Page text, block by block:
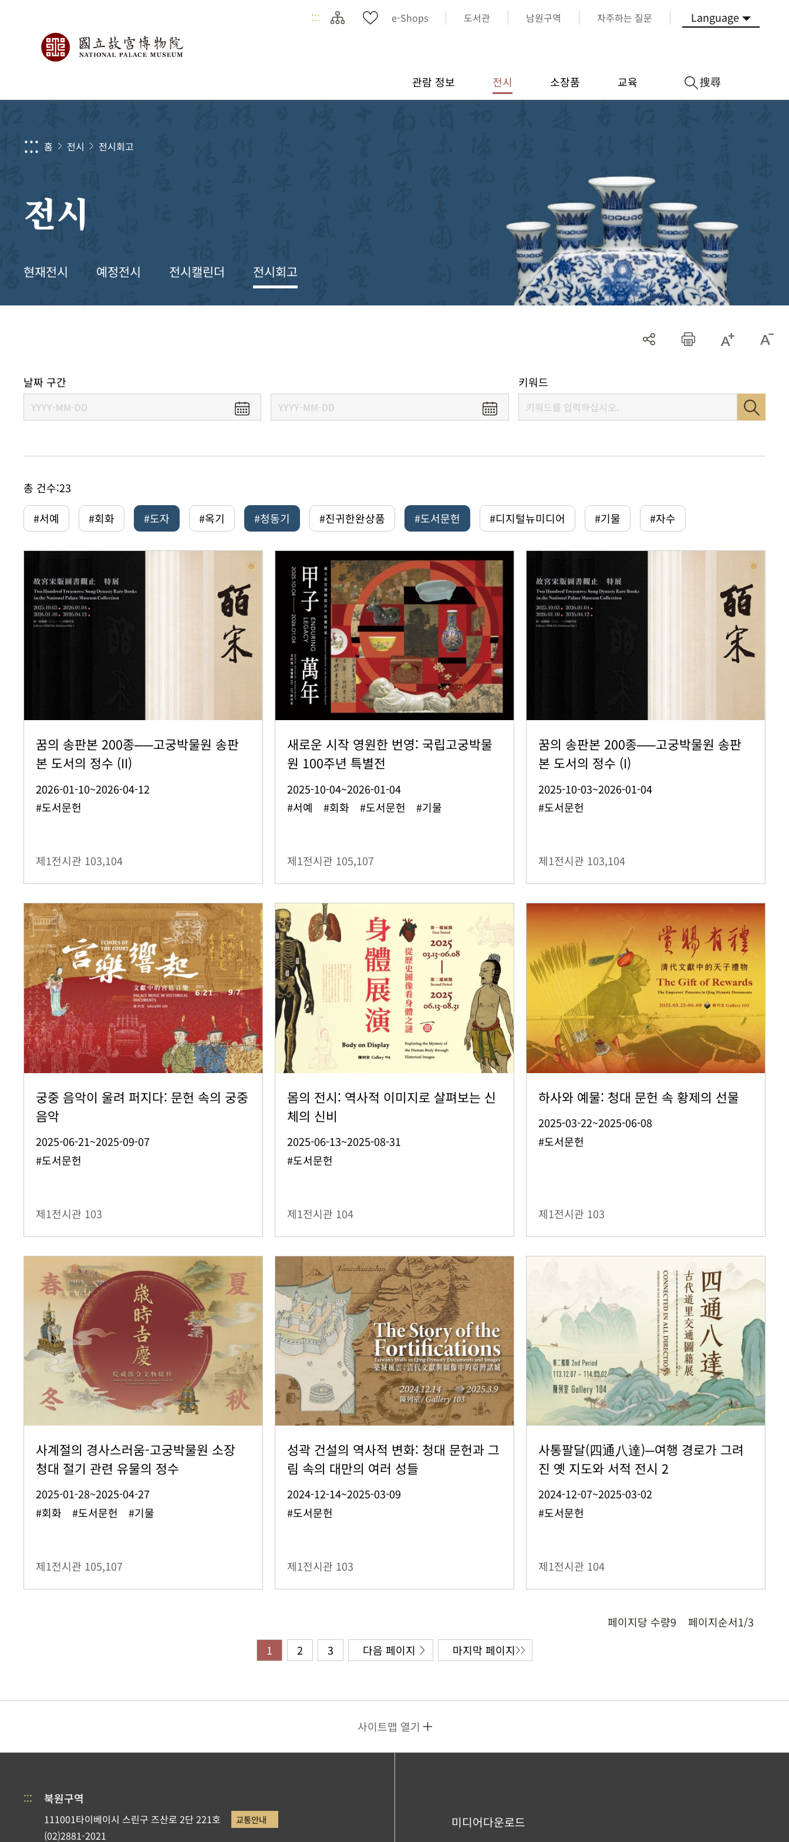
::: e-Shops 도서관 남원구역 자주하는 질문 Language
관람 정보 전시 소장품 교육 搜尋
::: 홈 전시 전시회고
전시
현재전시 예정전시 전시캘린더 전시회고
날짜 구간 키워드
총 건수:23
#서예
#회화 #도자 #옥기 #청동기 #진귀한완상품 #도서문헌 #디지털뉴미디어 #기물 #자수
꿈의 송판본 200종──고궁박물원 송판
본 도서의 정수 (II)
2026-01-10~2026-04-12
#도서문헌
제1전시관 103,104
새로운 시작 영원한 번영: 국립고궁박물
원 100주년 특별전
2025-10-04~2026-01-04
#서예 #회화 #도서문헌 #기물
제1전시관 105,107
꿈의 송판본 200종──고궁박물원 송판
본 도서의 정수 (I)
2025-10-03~2026-01-04
#도서문헌
제1전시관 103,104
궁중 음악이 울려 퍼지다: 문헌 속의 궁중
음악
2025-06-21~2025-09-07
#도서문헌
제1전시관 103
몸의 전시: 역사적 이미지로 살펴보는 신
체의 신비
2025-06-13~2025-08-31
#도서문헌
제1전시관 104
하사와 예물: 청대 문헌 속 황제의 선물
2025-03-22~2025-06-08
#도서문헌
제1전시관 103
사계절의 경사스러움-고궁박물원 소장
청대 절기 관련 유물의 정수
2025-01-28~2025-04-27
#회화 #도서문헌 #기물
제1전시관 105,107
성곽 건설의 역사적 변화: 청대 문헌과 그
림 속의 대만의 여러 성들
2024-12-14~2025-03-09
#도서문헌
제1전시관 103
사통팔달(四通八達)─여행 경로가 그려
진 옛 지도와 서적 전시 2
2024-12-07~2025-03-02
#도서문헌
제1전시관 104
페이지당 수량9 페이지순서1/3
1
2 3 다음 페이지 마지막 페이지
사이트맵 열기
::: 북원구역
111001타이베이시 스린구 즈산로 2단 221호 교통안내
(02)2881-2021
미디어다운로드